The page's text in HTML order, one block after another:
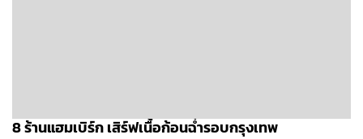
8 ร้านแฮมเบิร์ก เสิร์ฟเนื้อก้อนฉ่ำรอบกรุงเทพ